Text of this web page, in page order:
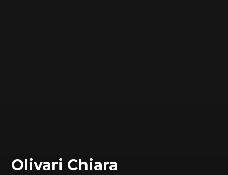
Olivari Chiara